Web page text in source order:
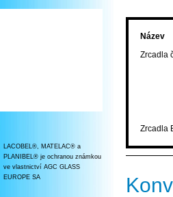
LACOBEL®, MATELAC® a
PLANIBEL® je ochranou známkou
ve vlastnictví AGC GLASS
EUROPE SA
Název
Zrcadla
Zrcadla